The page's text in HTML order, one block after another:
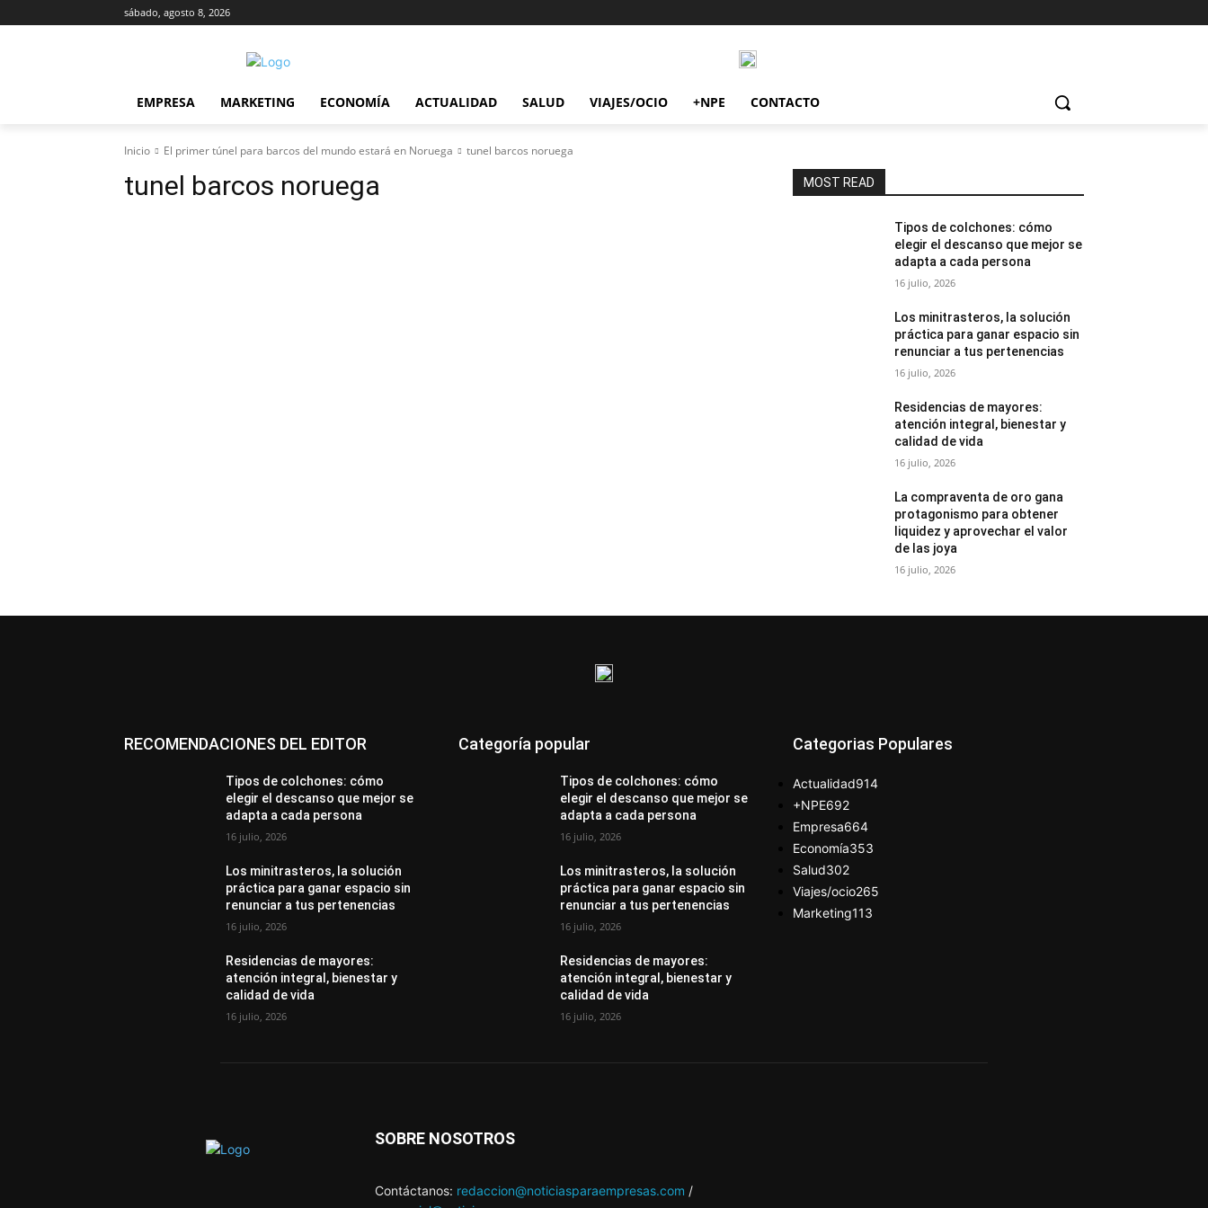
sábado, agosto 8, 2026
EMPRESA MARKETING ECONOMÍA ACTUALIDAD SALUD VIAJES/OCIO +NPE CONTACTO
Inicio El primer túnel para barcos del mundo estará en Noruega tunel barcos noruega
tunel barcos noruega MOST READ
Tipos de colchones: cómo
elegir el descanso que mejor se
adapta a cada persona
16 julio, 2026
Los minitrasteros, la solución
práctica para ganar espacio sin
renunciar a tus pertenencias
16 julio, 2026
Residencias de mayores:
atención integral, bienestar y
calidad de vida
16 julio, 2026
La compraventa de oro gana
protagonismo para obtener
liquidez y aprovechar el valor
de las joya
16 julio, 2026
RECOMENDACIONES DEL EDITOR
Tipos de colchones: cómo
elegir el descanso que mejor se
adapta a cada persona
16 julio, 2026
Los minitrasteros, la solución
práctica para ganar espacio sin
renunciar a tus pertenencias
16 julio, 2026
Residencias de mayores:
atención integral, bienestar y
calidad de vida
16 julio, 2026
Categoría popular
Tipos de colchones: cómo
elegir el descanso que mejor se
adapta a cada persona
16 julio, 2026
Los minitrasteros, la solución
práctica para ganar espacio sin
renunciar a tus pertenencias
16 julio, 2026
Residencias de mayores:
atención integral, bienestar y
calidad de vida
16 julio, 2026
Categorias Populares
Actualidad914
+NPE692
Empresa664
Economía353
Salud302
Viajes/ocio265
Marketing113
SOBRE NOSOTROS
Contáctanos: redaccion@noticiasparaempresas.com /